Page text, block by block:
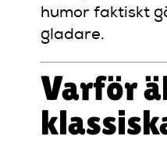
humor faktiskt
gladare.
Varför